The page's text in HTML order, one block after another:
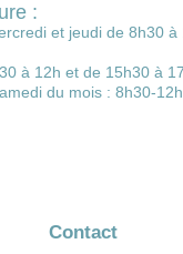
:
et jeudi de 8h30 à
à 12h et de 15h30 à
du mois : 8h30-12h
Contact